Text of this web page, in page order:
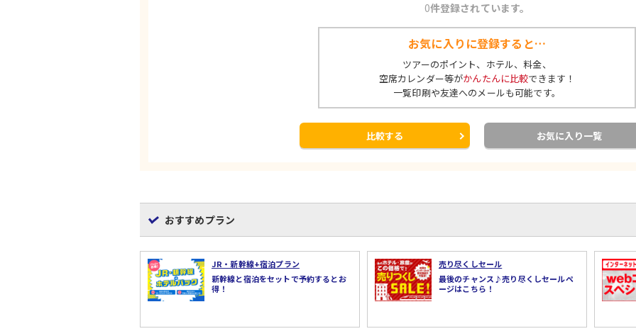
0件登録されています。
お気に入りに登録すると…
ツアーのポイント、ホテル、料金、
空席カレンダー等がかんたんに比較できます！
一覧印刷や友達へのメールも可能です。
比較する お気に入り一覧
おすすめプラン
JR・新幹線+宿泊プラン
新幹線と宿泊をセットで予約するとお
得！
売り尽くしセール
最後のチャンス♪売り尽くしセールペ
ージはこちら！